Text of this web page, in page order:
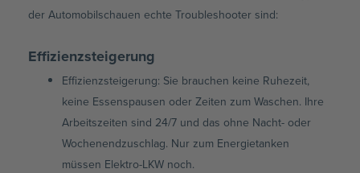
der Automobilschauen echte Troubleshooter sind:
Effizienzsteigerung
Effizienzsteigerung: Sie brauchen keine Ruhezeit,
keine Essenspausen oder Zeiten zum Waschen. Ihre
Arbeitszeiten sind 24/7 und das ohne Nacht- oder
Wochenendzuschlag. Nur zum Energietanken
müssen Elektro-LKW noch.